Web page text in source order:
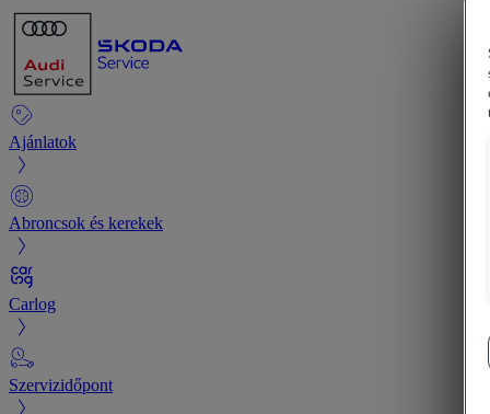
Ajánlatok
Abroncsok és kerekek
Carlog
Szervizidőpont